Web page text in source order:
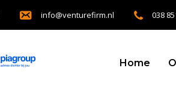
info@venturefirm.nl 038
Home